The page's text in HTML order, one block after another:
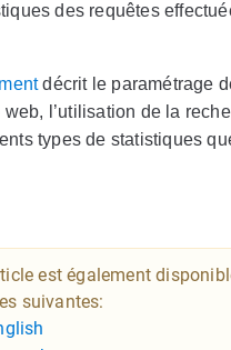
des requêtes
décrit le paramétrage
web, l’utilisation de la
types de statistiques
est également
suivantes: